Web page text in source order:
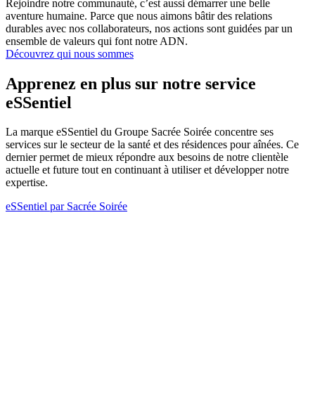
Rejoindre notre communauté, c’est aussi démarrer une belle
aventure humaine. Parce que nous aimons bâtir des relations
durables avec nos collaborateurs, nos actions sont guidées par un
ensemble de valeurs qui font notre ADN.
Découvrez qui nous sommes
Apprenez en plus sur notre service
eSSentiel
La marque eSSentiel du Groupe Sacrée Soirée concentre ses
services sur le secteur de la santé et des résidences pour aînées. Ce
dernier permet de mieux répondre aux besoins de notre clientèle
actuelle et future tout en continuant à utiliser et développer notre
expertise.
eSSentiel par Sacrée Soirée